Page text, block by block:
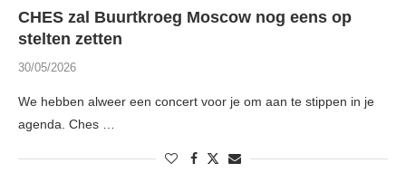
CHES zal Buurtkroeg Moscow nog eens op
stelten zetten
30/05/2026
We hebben alweer een concert voor je om aan te stippen in je
agenda. Ches …